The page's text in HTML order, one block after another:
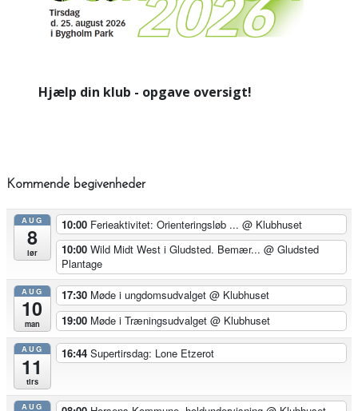
Hjælp din klub - opgave oversigt!
Kommende begivenheder
AUG
8
lør
10:00 Ferieaktivitet: Orienteringsløb ... @ Klubhuset
10:00 Wild Midt West i Gludsted. Bemær... @ Gludsted
Plantage
AUG
10
man
17:30 Møde i ungdomsudvalget @ Klubhuset
19:00 Møde i Træningsudvalget @ Klubhuset
AUG
11
tirs
16:44 Supertirsdag: Lone Etzerot
AUG